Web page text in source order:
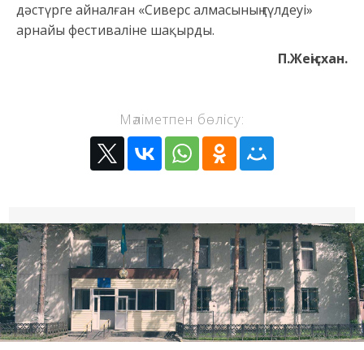
дәстүрге айналған «Сиверс алмасының гүлдеуі»
арнайы фестиваліне шақырды.
П.Жеңісхан.
Мәліметпен бөлісу: